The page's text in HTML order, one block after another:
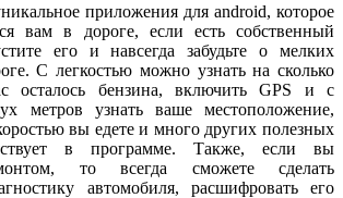
приложения для android, которое
вам в дороге, если есть собственный
его и навсегда забудьте о мелких
С легкостью можно узнать на сколько
осталось бензина, включить GPS и с
метров узнать ваше местоположение,
вы едете и много других полезных
в программе. Также, если вы
то всегда сможете сделать
автомобиля, расшифровать его